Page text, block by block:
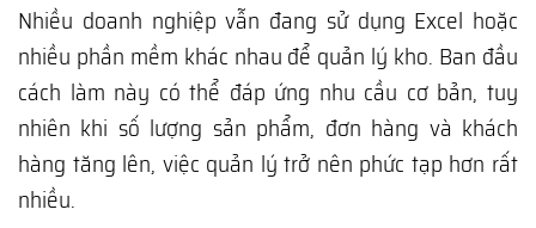
Nhiều doanh nghiệp vẫn đang sử dụng Excel hoặc
nhiều phần mềm khác nhau để quản lý kho. Ban đầu
cách làm này có thể đáp ứng nhu cầu cơ bản, tuy
nhiên khi số lượng sản phẩm, đơn hàng và khách
hàng tăng lên, việc quản lý trở nên phức tạp hơn rất
nhiều.